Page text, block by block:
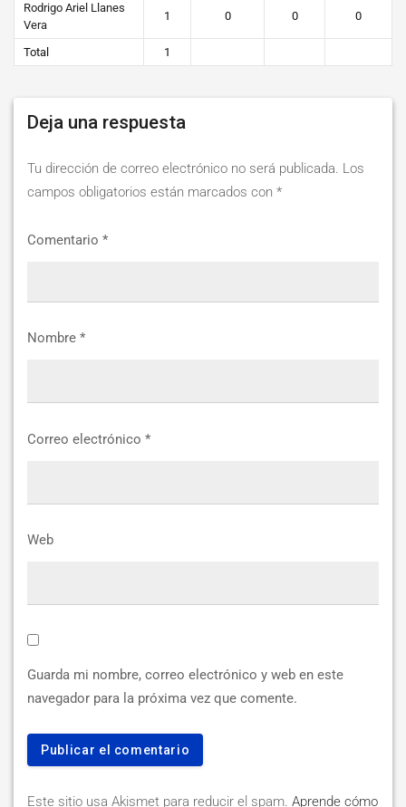
Rodrigo Ariel Llanes
Vera
1 0 0 0
Total 1
Deja una respuesta
Tu dirección de correo electrónico no será publicada. Los
campos obligatorios están marcados con *
Comentario *
Nombre *
Correo electrónico *
Web
Guarda mi nombre, correo electrónico y web en este
navegador para la próxima vez que comente.
Este sitio usa Akismet para reducir el spam. Aprende cómo